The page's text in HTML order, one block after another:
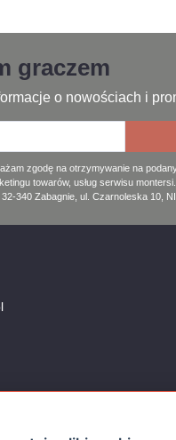
graczem
o nowościach i
zgodę na otrzymywanie na
towarów, usług serwisu
340 Zabagnie, ul. Czarnoleska 10,